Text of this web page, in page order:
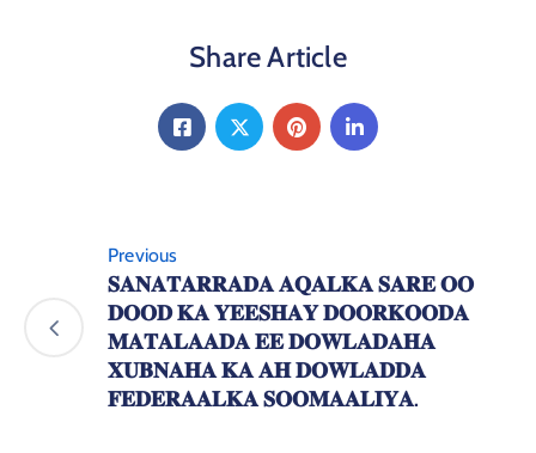
Share Article
Previous
𝐒𝐀𝐍𝐀𝐓𝐀𝐑𝐑𝐀𝐃𝐀 𝐀𝐐𝐀𝐋𝐊𝐀 𝐒𝐀𝐑𝐄 𝐎𝐎
𝐃𝐎𝐎𝐃 𝐊𝐀 𝐘𝐄𝐄𝐒𝐇𝐀𝐘 𝐃𝐎𝐎𝐑𝐊𝐎𝐎𝐃𝐀
𝐌𝐀𝐓𝐀𝐋𝐀𝐀𝐃𝐀 𝐄𝐄 𝐃𝐎𝐖𝐋𝐀𝐃𝐀𝐇𝐀
𝐗𝐔𝐁𝐍𝐀𝐇𝐀 𝐊𝐀 𝐀𝐇 𝐃𝐎𝐖𝐋𝐀𝐃𝐃𝐀
𝐅𝐄𝐃𝐄𝐑𝐀𝐀𝐋𝐊𝐀 𝐒𝐎𝐎𝐌𝐀𝐀𝐋𝐈𝐘𝐀.